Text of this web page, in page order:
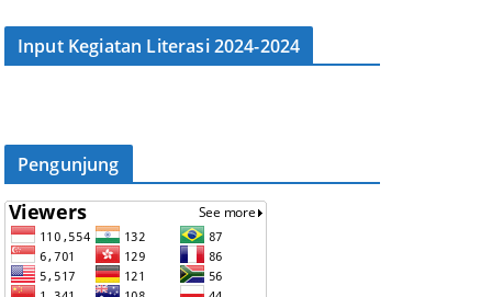
Input Kegiatan Literasi 2024-2024
Pengunjung